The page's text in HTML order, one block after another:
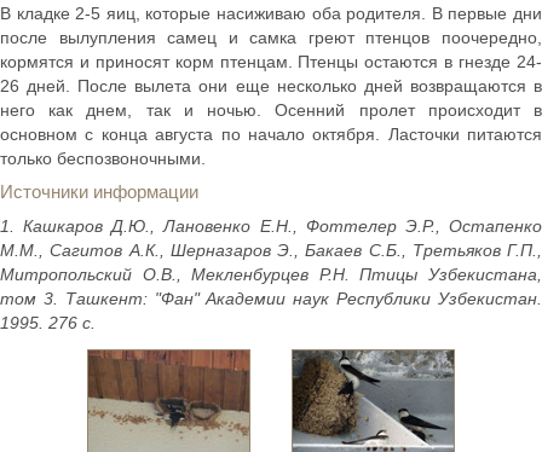
В кладке 2-5 яиц, которые насиживаю оба родителя. В первые дни
после вылупления самец и самка греют птенцов поочередно,
кормятся и приносят корм птенцам. Птенцы остаются в гнезде 24-
26 дней. После вылета они еще несколько дней возвращаются в
него как днем, так и ночью. Осенний пролет происходит в
основном с конца августа по начало октября. Ласточки питаются
только беспозвоночными.
Источники информации
1. Кашкаров Д.Ю., Лановенко Е.Н., Фоттелер Э.Р., Остапенко
М.М., Сагитов А.К., Шерназаров Э., Бакаев С.Б., Третьяков Г.П.,
Митропольский О.В., Мекленбурцев Р.Н. Птицы Узбекистана,
том 3. Ташкент: "Фан" Академии наук Республики Узбекистан.
1995. 276 с.